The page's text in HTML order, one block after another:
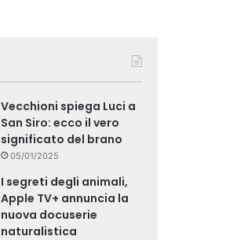
Vecchioni spiega Luci a
San Siro: ecco il vero
significato del brano
05/01/2025
I segreti degli animali,
Apple TV+ annuncia la
nuova docuserie
naturalistica